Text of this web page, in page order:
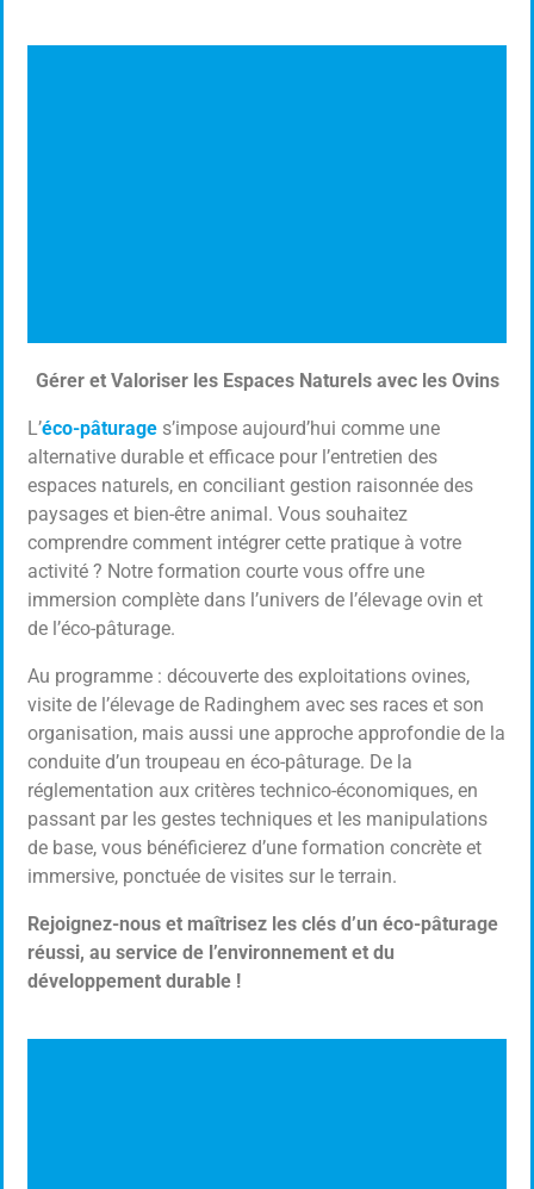
ÉCO-PÂTURAGE
Élevage Ovin
Cliquer ici
Gérer et Valoriser les Espaces Naturels avec les Ovins
L’éco-pâturage s’impose aujourd’hui comme une
alternative durable et efficace pour l’entretien des
espaces naturels, en conciliant gestion raisonnée des
paysages et bien-être animal. Vous souhaitez
comprendre comment intégrer cette pratique à votre
activité ? Notre formation courte vous offre une
immersion complète dans l’univers de l’élevage ovin et
de l’éco-pâturage.
Au programme : découverte des exploitations ovines,
visite de l’élevage de Radinghem avec ses races et son
organisation, mais aussi une approche approfondie de la
conduite d’un troupeau en éco-pâturage. De la
réglementation aux critères technico-économiques, en
passant par les gestes techniques et les manipulations
de base, vous bénéficierez d’une formation concrète et
immersive, ponctuée de visites sur le terrain.
Rejoignez-nous et maîtrisez les clés d’un éco-pâturage
réussi, au service de l’environnement et du
développement durable !